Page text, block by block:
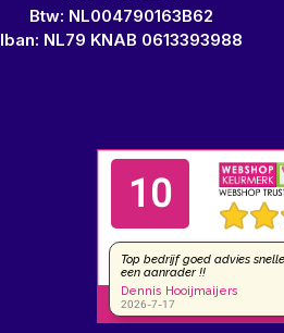
Btw: NL004790163B62
Iban: NL79 KNAB 0613393988